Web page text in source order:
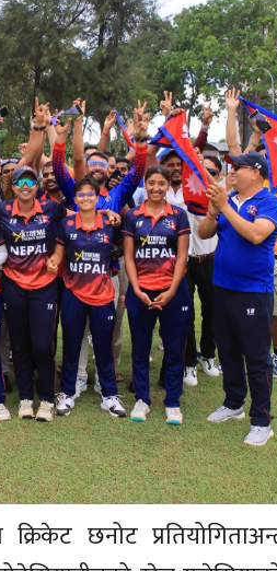
छनोट